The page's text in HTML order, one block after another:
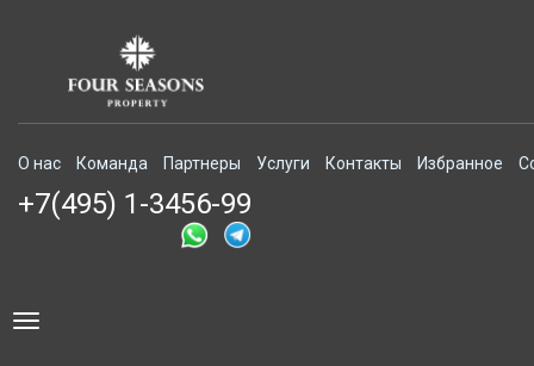
О нас Команда Партнеры Услуги Контакты Избранное
+7(495) 1-3456-99
Toggle